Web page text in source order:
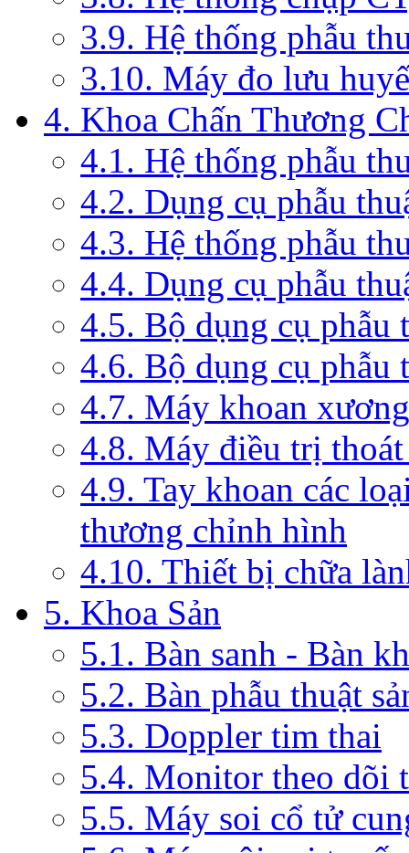
3.9. Hệ thống phẫu
3.10. Máy đo lưu
4. Khoa Chấn Thương
4.1. Hệ thống phẫu
4.2. Dụng cụ phẫu
4.3. Hệ thống phẫu
4.4. Dụng cụ phẫu
4.5. Bộ dụng cụ phẫu
4.6. Bộ dụng cụ phẫu
4.7. Máy khoan
4.8. Máy điều trị
4.9. Tay khoan các
thương chỉnh hình
4.10. Thiết bị chữa
5. Khoa Sản
5.1. Bàn sanh - Bàn
5.2. Bàn phẫu thuật
5.3. Doppler tim thai
5.4. Monitor theo dõi
5.5. Máy soi cổ tử